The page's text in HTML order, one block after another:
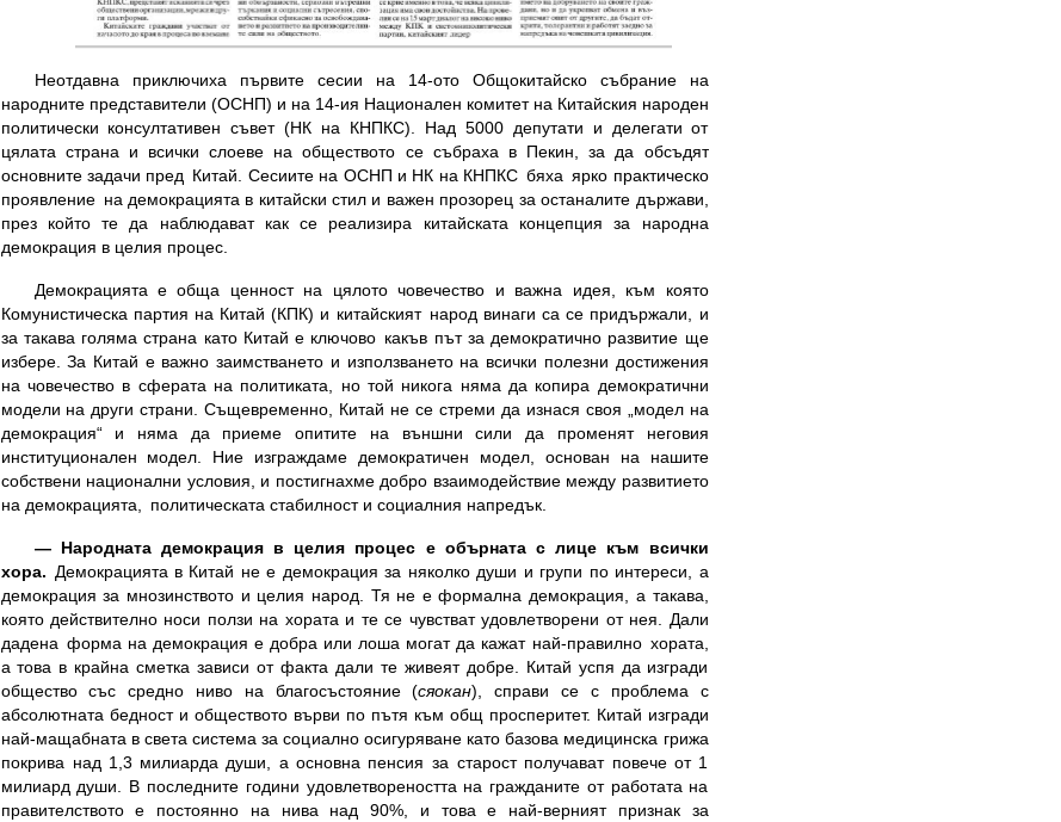
Неотдавна приключиха първите сесии на 14-ото Общокитайско събрание на
народните представители (ОСНП) и на 14-ия Национален комитет на Китайския народен
политически консултативен съвет (НК на КНПКС). Над 5000 депутати и делегати от
цялата страна и всички слоеве на обществото се събраха в Пекин, за да обсъдят
основните задачи пред Китай. Сесиите на ОСНП и НК на КНПКС бяха ярко практическо
проявление на демокрацията в китайски стил и важен прозорец за останалите държави,
през който те да наблюдават как се реализира китайската концепция за народна
демокрация в целия процес.
Демокрацията е обща ценност на цялото човечество и важна идея, към която
Комунистическа партия на Китай (КПК) и китайският народ винаги са се придържали, и
за такава голяма страна като Китай е ключово какъв път за демократично развитие ще
избере. За Китай е важно заимстването и използването на всички полезни достижения
на човечество в сферата на политиката, но той никога няма да копира демократични
модели на други страни. Същевременно, Китай не се стреми да изнася своя „модел на
демокрация“ и няма да приеме опитите на външни сили да променят неговия
институционален модел. Ние изграждаме демократичен модел, основан на нашите
собствени национални условия, и постигнахме добро взаимодействие между развитието
на демокрацията, политическата стабилност и социалния напредък.
— Народната демокрация в целия процес е обърната с лице към всички
хора. Демокрацията в Китай не е демокрация за няколко души и групи по интереси, а
демокрация за мнозинството и целия народ. Тя не е формална демокрация, а такава,
която действително носи ползи на хората и те се чувстват удовлетворени от нея. Дали
дадена форма на демокрация е добра или лоша могат да кажат най-правилно хората,
а това в крайна сметка зависи от факта дали те живеят добре. Китай успя да изгради
общество със средно ниво на благосъстояние (сяокан), справи се с проблема с
абсолютната бедност и обществото върви по пътя към общ просперитет. Китай изгради
най-мащабната в света система за социално осигуряване като базова медицинска грижа
покрива над 1,3 милиарда души, а основна пенсия за старост получават повече от 1
милиард души. В последните години удовлетвореността на гражданите от работата на
правителството е постоянно на нива над 90%, и това е най-верният признак за